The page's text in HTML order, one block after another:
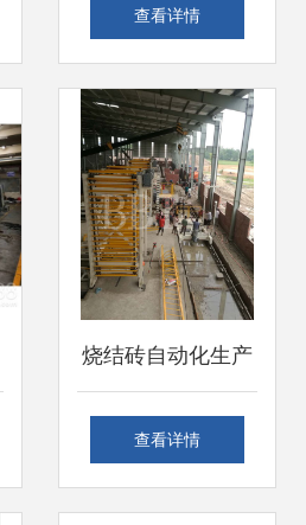
价、加工、上门安
装调试一体化服务
查看详情
烧结砖自动化生产
线设备安装、调试
查看详情